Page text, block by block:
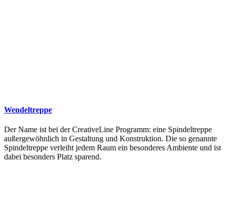
Wendeltreppe
Der Name ist bei der CreativeLine Programm: eine Spindeltreppe
außergewöhnlich in Gestaltung und Konstruktion. Die so genannte
Spindeltreppe verleiht jedem Raum ein besonderes Ambiente und ist
dabei besonders Platz sparend.